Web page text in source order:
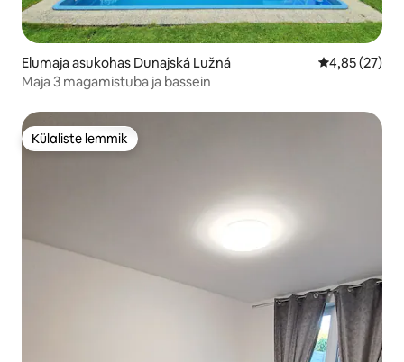
Elumaja asukohas Dunajská Lužná Keskmine
4,85 (27)
Maja 3 magamistuba ja bassein
Külaliste lemmik
Külaliste lemmik